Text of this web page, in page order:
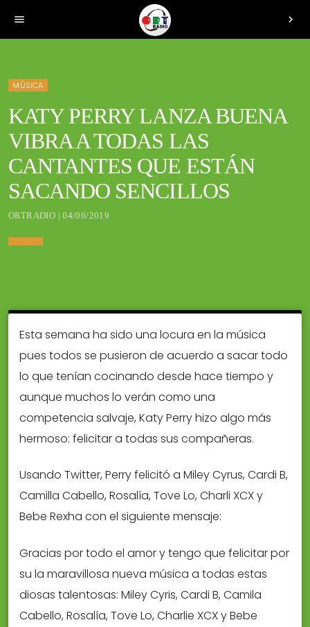
menu chevron_right
MÚSICA
KATY PERRY LANZA BUENA
VIBRA A TODAS LAS
CANTANTES QUE ESTÁN
SACANDO SENCILLOS
ORTRADIO | 04/06/2019
Esta semana ha sido una locura en la música
pues todos se pusieron de acuerdo a sacar todo
lo que tenían cocinando desde hace tiempo y
aunque muchos lo verán como una
competencia salvaje, Katy Perry hizo algo más
hermoso: felicitar a todas sus compañeras.
Usando Twitter, Perry felicitó a Miley Cyrus, Cardi B,
Camilla Cabello, Rosalía, Tove Lo, Charli XCX y
Bebe Rexha con el siguiente mensaje:
Gracias por todo el amor y tengo que felicitar por
su la maravillosa nueva música a todas estas
diosas talentosas: Miley Cyris, Cardi B, Camila
Cabello, Rosalía, Tove Lo, Charlie XCX y Bebe